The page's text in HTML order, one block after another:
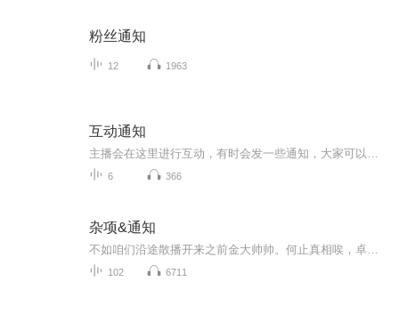
粉丝通知
12 1963
互动通知
6 366
杂项&通知
102 6711